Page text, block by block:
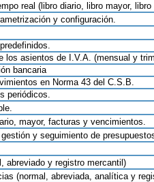
real (libro diario, libro mayor,
y configuración.
los asientos de I.V.A. (mensual y
bancaria
en Norma 43 del C.S.B.
periódicos.
mayor, facturas y vencimientos.
y seguimiento de
abreviado y registro mercantil)
(normal, abreviada, analítica y